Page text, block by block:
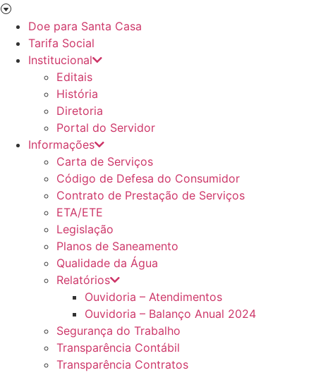
Doe para Santa Casa
Tarifa Social
Institucional
Editais
História
Diretoria
Portal do Servidor
Informações
Carta de Serviços
Código de Defesa do Consumidor
Contrato de Prestação de Serviços
ETA/ETE
Legislação
Planos de Saneamento
Qualidade da Água
Relatórios
Ouvidoria – Atendimentos
Ouvidoria – Balanço Anual 2024
Segurança do Trabalho
Transparência Contábil
Transparência Contratos